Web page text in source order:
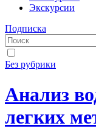
Экскурсии
Подписка
Без рубрики
Анализ
легких